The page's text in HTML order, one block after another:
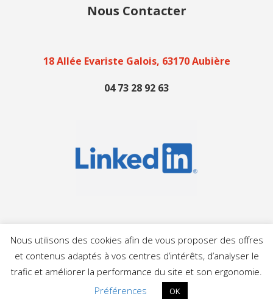
Nous Contacter
18 Allée Evariste Galois, 63170 Aubière
04 73 28 92 63
COPYRIGHT © 2019-2025ODELINK . TOUS DROITS RÉSERVÉS |
MENTIONS LÉGALES|CONFIDENTIALITÉ
Nous utilisons des cookies afin de vous proposer des offres
et contenus adaptés à vos centres d’intérêts, d’analyser le
trafic et améliorer la performance du site et son ergonomie.
Préférences
OK